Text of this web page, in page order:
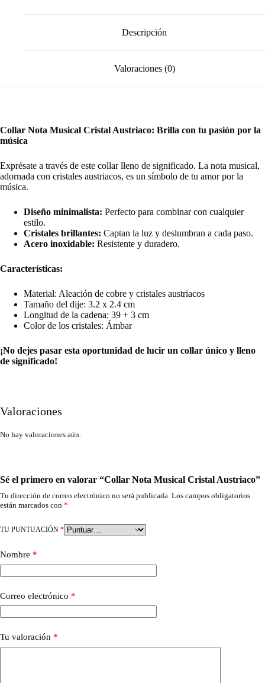
Descripción
Valoraciones (0)
Collar Nota Musical Cristal Austriaco: Brilla con tu pasión por la
música
Exprésate a través de este collar lleno de significado. La nota musical,
adornada con cristales austriacos, es un símbolo de tu amor por la
música.
Diseño minimalista: Perfecto para combinar con cualquier
estilo.
Cristales brillantes: Captan la luz y deslumbran a cada paso.
Acero inoxidable: Resistente y duradero.
Características:
Material: Aleación de cobre y cristales austriacos
Tamaño del dije: 3.2 x 2.4 cm
Longitud de la cadena: 39 + 3 cm
Color de los cristales: Ámbar
¡No dejes pasar esta oportunidad de lucir un collar único y lleno
de significado!
Valoraciones
No hay valoraciones aún.
Sé el primero en valorar “Collar Nota Musical Cristal Austriaco”
Tu dirección de correo electrónico no será publicada. Los campos obligatorios
están marcados con *
TU PUNTUACIÓN *
Nombre *
Correo electrónico *
Tu valoración *